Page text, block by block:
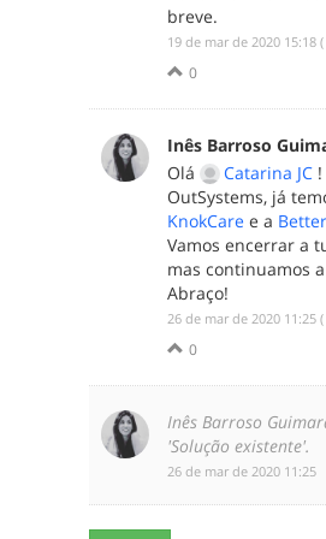
breve.
‎19 de mar de 2020 15:18
0
Inês Barroso
Olá
Catarina JC
OutSystems, já
KnokCare e a
Vamos encerrar a
mas continuamos
Abraço!
‎26 de mar de 2020 11:25
0
Inês Barroso
'Solução existente'.
‎26 de mar de 2020 11:25